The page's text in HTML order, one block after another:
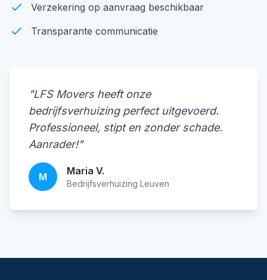
Verzekering op aanvraag beschikbaar
Transparante communicatie
"LFS Movers heeft onze
bedrijfsverhuizing perfect uitgevoerd.
Professioneel, stipt en zonder schade.
Aanrader!"
M Maria V.
Bedrijfsverhuizing Leuven